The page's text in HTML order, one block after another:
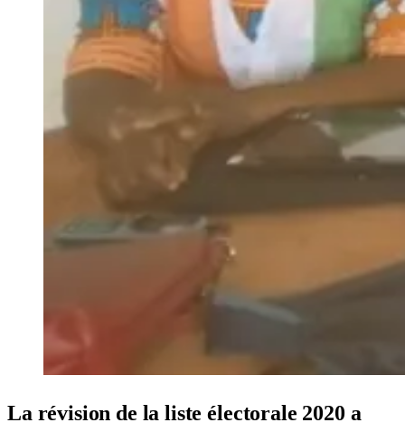
La révision de la liste électorale 2020 a